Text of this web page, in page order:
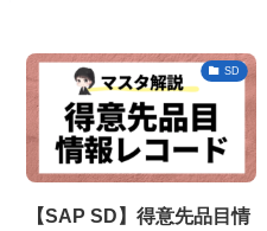
SD
【SAP SD】得意先品目情